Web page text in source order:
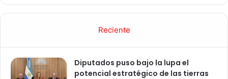
Reciente
Diputados puso bajo la lupa el
potencial estratégico de las tierras